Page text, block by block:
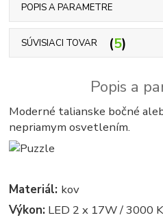
POPIS A PARAMETRE
SÚVISIACI TOVAR 5
Popis a
Moderné talianske bočné
nepriamym osvetlením.
Materiál: kov
Výkon: LED 2 x 17W / 3000